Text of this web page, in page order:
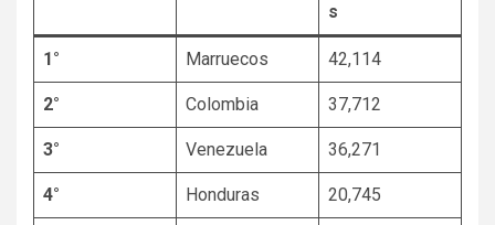
s
1° Marruecos 42,114
2° Colombia 37,712
3° Venezuela 36,271
4° Honduras 20,745